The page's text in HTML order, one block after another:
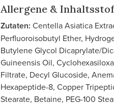
Allergene &
Zutaten: Centella Asiatica
Perfluoroisobutyl Ether,
Butylene Glycol Dicaprylate/
Guineensis Oil,
Filtrate, Decyl Glucoside,
Hexapeptide-8, Copper
Stearate, Betaine, PEG-100